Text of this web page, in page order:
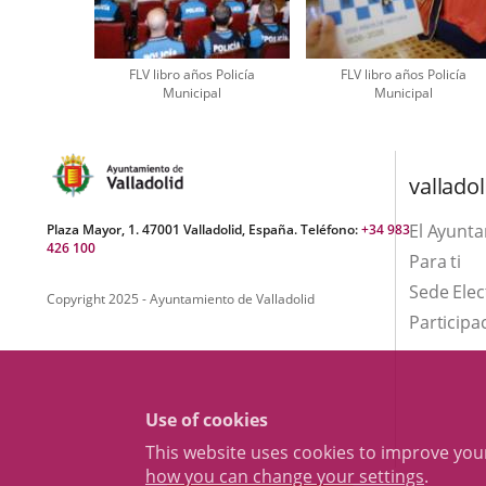
Use of cookies
This website uses cookies to improve
how you can change your settings.
FLV libro años Policía
Municipal
FLV libro años Policía
Municipal
Plaza Mayor, 1. 47001 Valladolid, España. Teléfono:+34 983
426 100
Copyright 2025 - Ayuntamiento de Valladolid
El
Para ti
Sede